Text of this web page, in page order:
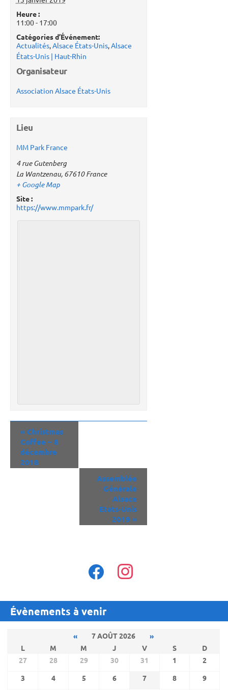
Heure :
11:00 - 17:00
Catégories d’Événement:
Actualités,Alsace États-Unis,Alsace
États-Unis | Haut-Rhin
Organisateur
Association Alsace États-Unis
Lieu
MM Park France
4 rue Gutenberg
La Wantzenau, 67610 France
+ Google Map
Site :
https://www.mmpark.fr/
« Christmas
Coffee – 8
décembre
2018
Assemblée
Générale
Alsace
Etats-Unis
2019»
facebook instagram
Évènements à venir
« 7 AOÛT 2026
»
L
M M J V S
D
27
28 29 30 31 1
2
3
4 5 6 7 8
9